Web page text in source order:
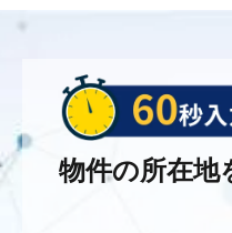
上記以外にも物件に
不動産会社の査定価
を決めることになり
談の上決められるこ
物件の所在地